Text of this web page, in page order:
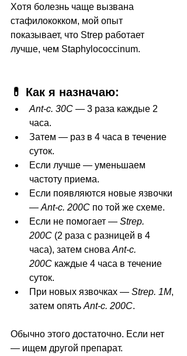
Хотя болезнь чаще вызвана
стафилококком, мой опыт
показывает, что Strep работает
лучше, чем Staphylococcinum.
💊 Как я назначаю:
Ant-c. 30C — 3 раза каждые 2
часа.
Затем — раз в 4 часа в течение
суток.
Если лучше — уменьшаем
частоту приема.
Если появляются новые язвочки
— Ant-c. 200C по той же схеме.
Если не помогает — Strep.
200C (2 раза с разницей в 4
часа), затем снова Ant-c.
200C каждые 4 часа в течение
суток.
При новых язвочках — Strep. 1M,
затем опять Ant-c. 200C.
Обычно этого достаточно. Если нет
— ищем другой препарат.